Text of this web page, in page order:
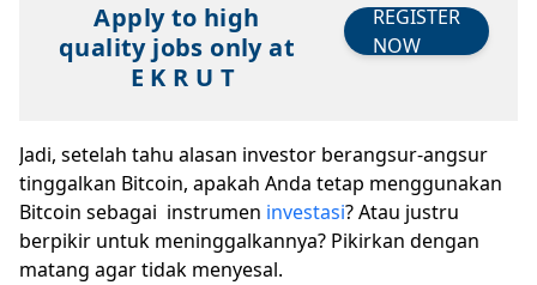
Apply to high
quality jobs only at
E K R U T
REGISTER
NOW
Jadi, setelah tahu alasan investor berangsur-angsur
tinggalkan Bitcoin, apakah Anda tetap menggunakan
Bitcoin sebagai instrumen investasi? Atau justru
berpikir untuk meninggalkannya? Pikirkan dengan
matang agar tidak menyesal.